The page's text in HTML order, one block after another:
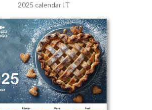
2025 calendar IT